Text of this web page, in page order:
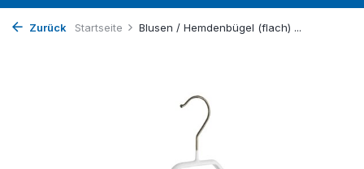
Zurück Startseite Blusen / Hemdenbügel (flach) ...